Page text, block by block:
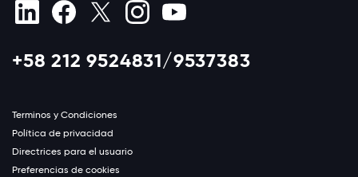
+58 212 9524831/9537383
Terminos y Condiciones
Política de privacidad
Directrices para el usuario
Preferencias de cookies